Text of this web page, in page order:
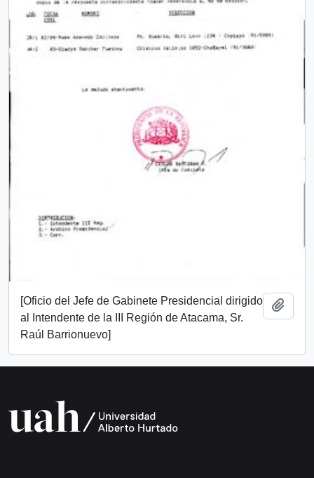
[Oficio del Jefe de Gabinete Presidencial dirigido
al Intendente de la III Región de Atacama, Sr.
Raúl Barrionuevo]